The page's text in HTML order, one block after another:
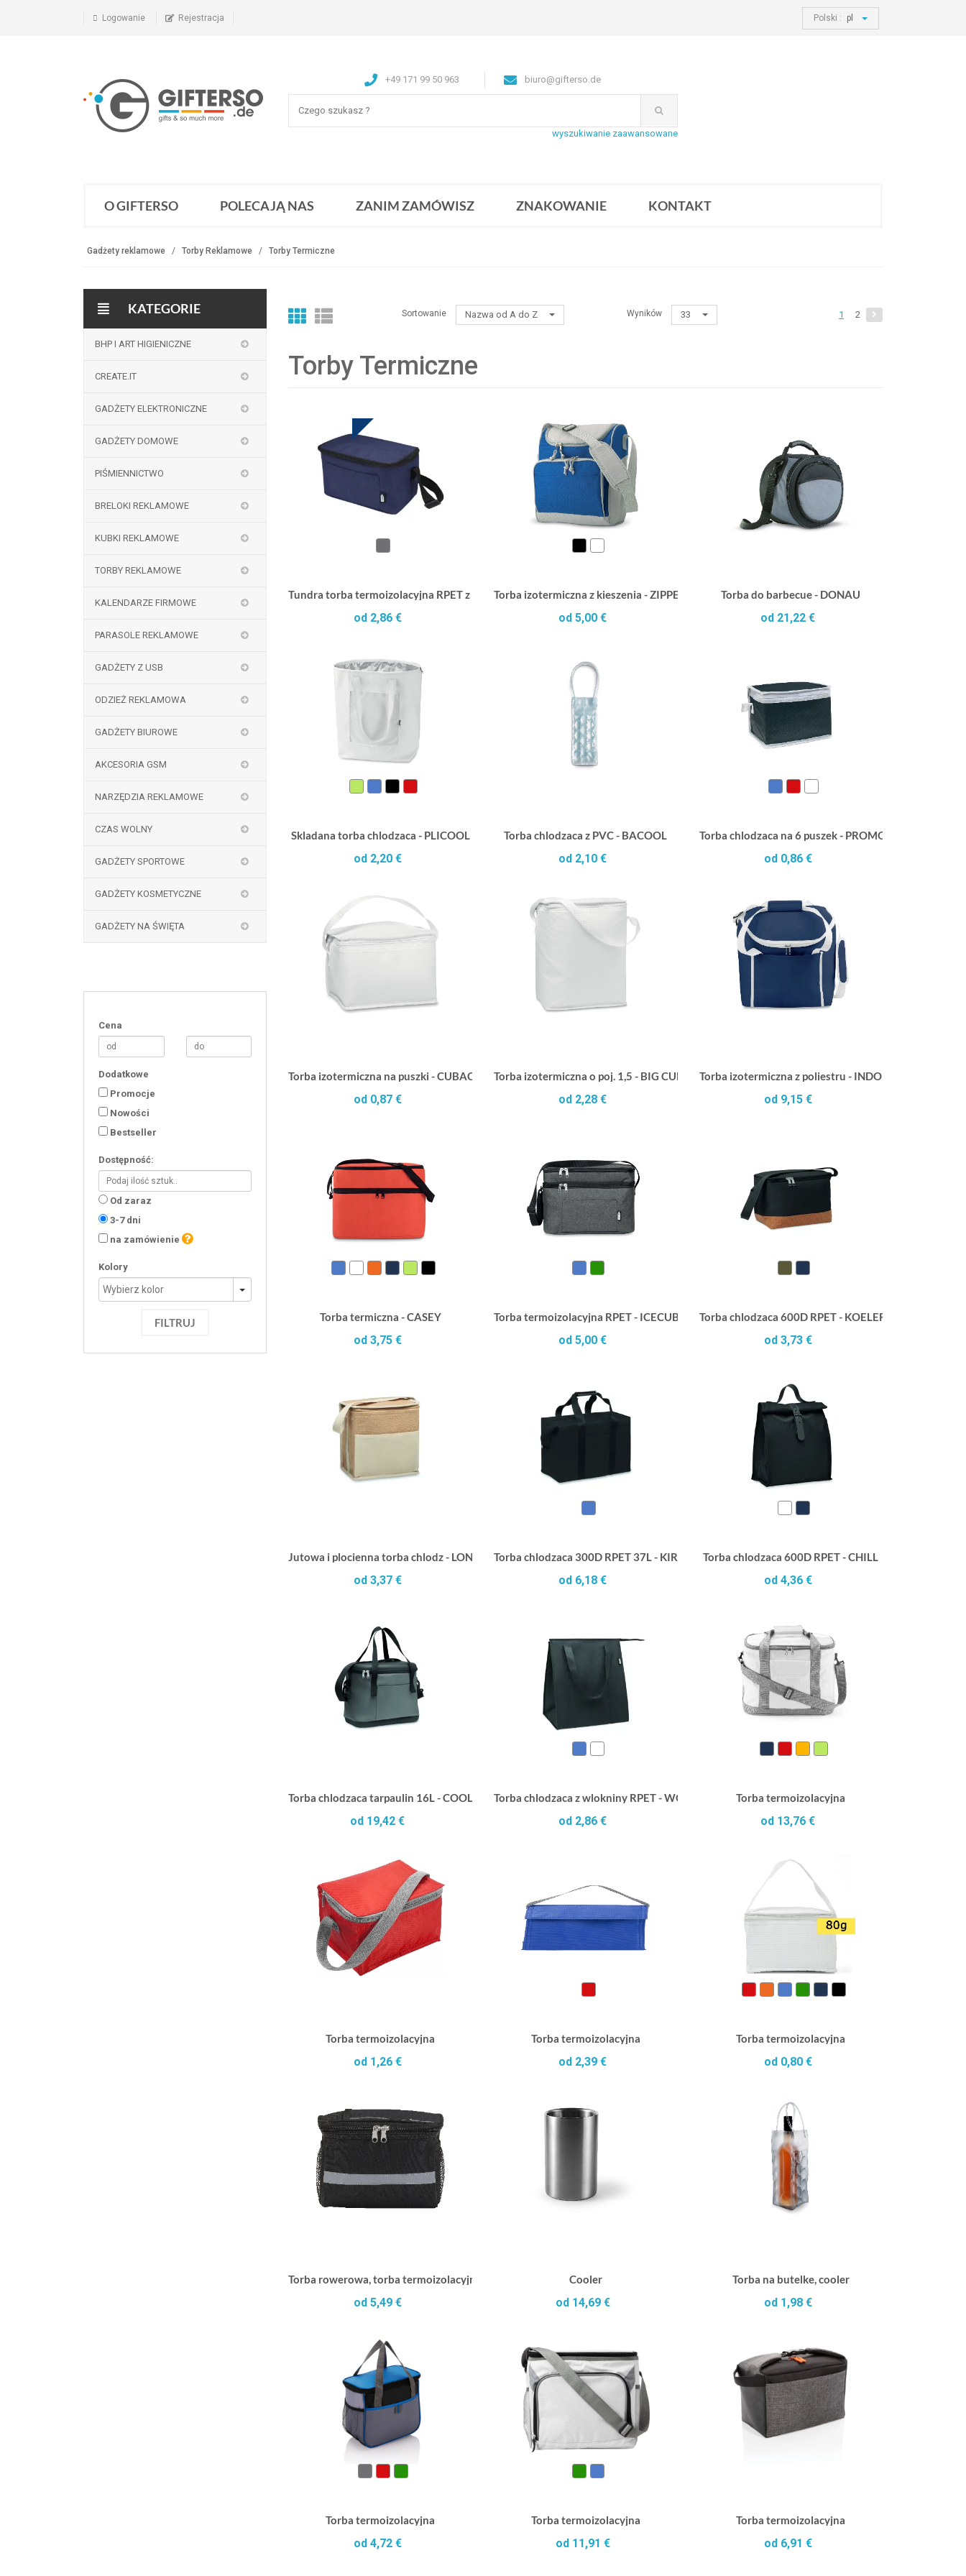
Logowanie Rejestracja Polski : pl
+49 171 99 50 963 biuro@gifterso.de
wyszukiwanie zaawansowane
O GIFTERSO POLECAJĄ NAS ZANIM ZAMÓWISZ ZNAKOWANIE KONTAKT
Gadżety reklamowe Torby Reklamowe Torby Termiczne
KATEGORIE
BHP I ART HIGIENICZNE
CREATE.IT
GADŻETY ELEKTRONICZNE
GADŻETY DOMOWE
PIŚMIENNICTWO
BRELOKI REKLAMOWE
KUBKI REKLAMOWE
TORBY REKLAMOWE
KALENDARZE FIRMOWE
PARASOLE REKLAMOWE
GADŻETY Z USB
ODZIEŻ REKLAMOWA
GADŻETY BIUROWE
AKCESORIA GSM
NARZĘDZIA REKLAMOWE
CZAS WOLNY
GADŻETY SPORTOWE
GADŻETY KOSMETYCZNE
GADŻETY NA ŚWIĘTA
Cena
Dodatkowe
Promocje
Nowości
Bestseller
Dostępność:
Od zaraz
3-7 dni
na zamówienie
Kolory
FILTRUJ
Sortowanie Nazwa od A do Z Wyników 33 1 2
Torby Termiczne
Tundra torba termoizolacyjna RPET z certyfikatem GRS na 6 puszek 5L
od 2,86 €
Torba izotermiczna z kieszenia - ZIPPER
od 5,00 €
Torba do barbecue - DONAU
od 21,22 €
Skladana torba chlodzaca - PLICOOL
od 2,20 €
Torba chlodzaca z PVC - BACOOL
od 2,10 €
Torba chlodzaca na 6 puszek - PROMOCOOL
od 0,86 €
Torba izotermiczna na puszki - CUBACOOL
od 0,87 €
Torba izotermiczna o poj. 1,5 - BIG CUBACOOL
od 2,28 €
Torba izotermiczna z poliestru - INDO
od 9,15 €
Torba termiczna - CASEY
od 3,75 €
Torba termoizolacyjna RPET - ICECUBE
od 5,00 €
Torba chlodzaca 600D RPET - KOELER
od 3,73 €
Jutowa i plocienna torba chlodz - LONA
od 3,37 €
Torba chlodzaca 300D RPET 37L - KIRA
od 6,18 €
Torba chlodzaca 600D RPET - CHILL
od 4,36 €
Torba chlodzaca tarpaulin 16L - COOLIN
od 19,42 €
Torba chlodzaca z wlokniny RPET - WOOLER
od 2,86 €
Torba termoizolacyjna
od 13,76 €
Torba termoizolacyjna
od 1,26 €
Torba termoizolacyjna
od 2,39 €
Torba termoizolacyjna
od 0,80 €
Torba rowerowa, torba termoizolacyjna
od 5,49 €
Cooler
od 14,69 €
Torba na butelke, cooler
od 1,98 €
Torba termoizolacyjna
od 4,72 €
Torba termoizolacyjna
od 11,91 €
Torba termoizolacyjna
od 6,91 €